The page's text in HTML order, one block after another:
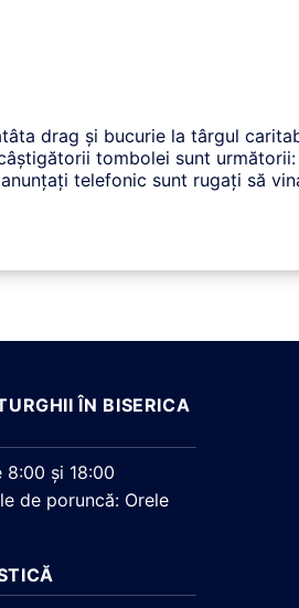
drag și bucurie la târgul
tombolei sunt
telefonic sunt rugați să
ÎN BISERICA
8:00 și 18:00
de poruncă: Orele